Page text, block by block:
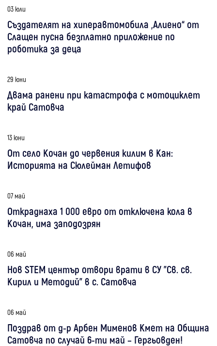
03 юли
Създателят на хиперавтомобила „Алиено“ от
Слащен пусна безплатно приложение по
роботика за деца
29 юни
Двама ранени при катастрофа с мотоциклет
край Сатовча
13 юни
От село Кочан до червения килим в Кан:
Историята на Сюлейман Летифов
07 май
Откраднаха 1 000 евро от отключена кола в
Кочан, има заподозрян
06 май
Нов STEM център отвори врати в СУ "Св. св.
Кирил и Методий" в с. Сатовча
06 май
Поздрав от д-р Арбен Мименов Кмет на Община
Сатовча по случай 6-ти май – Гергьовден!